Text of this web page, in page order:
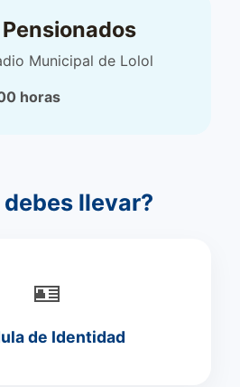
Municipal de Lolol
horas
debes llevar?
🪪
de Identidad